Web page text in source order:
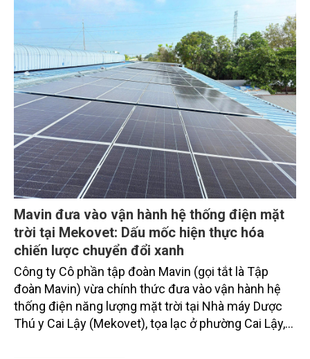
chỉ tiêu an toàn.
Mavin đưa vào vận hành hệ thống điện mặt
trời tại Mekovet: Dấu mốc hiện thực hóa
chiến lược chuyển đổi xanh
Công ty Cô phần tập đoàn Mavin (gọi tắt là Tập
đoàn Mavin) vừa chính thức đưa vào vận hành hệ
thống điện năng lượng mặt trời tại Nhà máy Dược
Thú y Cai Lậy (Mekovet), tọa lạc ở phường Cai Lậy,